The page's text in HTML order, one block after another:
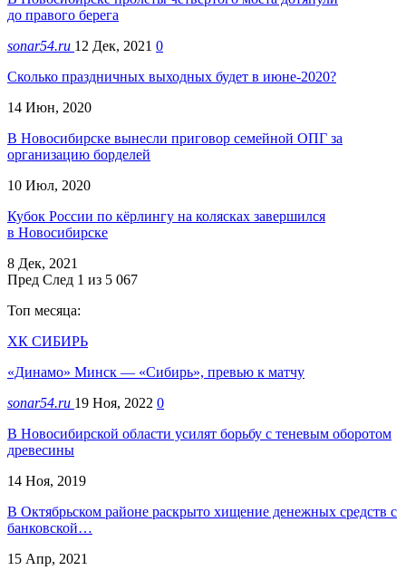
до правого берега
sonar54.ru 12 Дек, 2021 0
Сколько праздничных выходных будет в июне-2020?
14 Июн, 2020
В Новосибирске вынесли приговор семейной ОПГ за
организацию борделей
10 Июл, 2020
Кубок России по кёрлингу на колясках завершился
в Новосибирске
8 Дек, 2021
Пред След 1 из 5 067
Топ месяца:
ХК СИБИРЬ
«Динамо» Минск — «Сибирь», превью к матчу
sonar54.ru 19 Ноя, 2022 0
В Новосибирской области усилят борьбу с теневым оборотом
древесины
14 Ноя, 2019
В Октябрьском районе раскрыто хищение денежных средств с
банковской…
15 Апр, 2021